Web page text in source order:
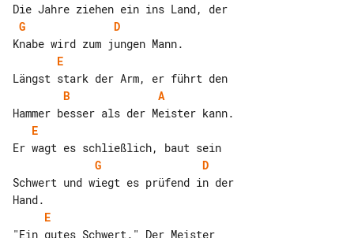
G
D
E
B
A
E
G
D
Schwert und wiegt es prüfend in der
E